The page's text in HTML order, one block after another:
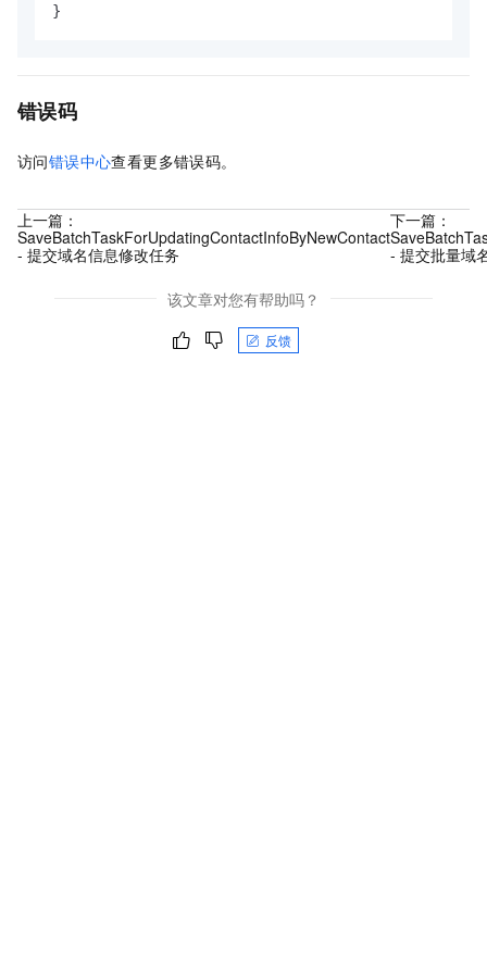
}
错误码
访问错误中心查看更多错误码。
上一篇：
SaveBatchTaskForUpdatingContactInfoByNewContact
- 提交域名信息修改任务
下一篇：
- 提交批量域
该文章对您有帮助吗？
反馈